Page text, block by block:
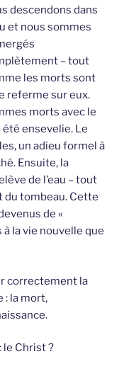
descendons dans
et nous sommes
– tout
les morts sont
referme sur eux.
morts avec le
ensevelie. Le
un adieu formel à
Ensuite, la
de l’eau – tout
tombeau. Cette
de «
à la vie nouvelle que
correctement la
: la mort,
le Christ ?